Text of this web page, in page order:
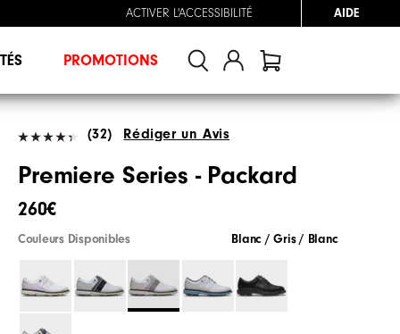
ACTIVER L'ACCESSIBILITÉ AIDE
PROMOTIONS
(32) Rédiger un Avis
Premiere Series - Packard
260€
Couleurs Disponibles Blanc / Gris / Blanc